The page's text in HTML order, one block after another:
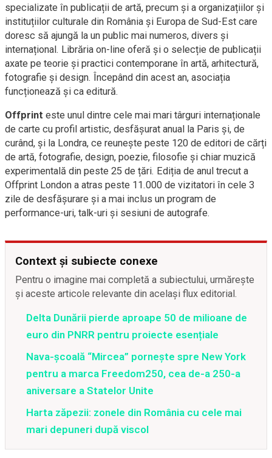
specializate în publicații de artă, precum și a organizațiilor și
instituțiilor culturale din România și Europa de Sud-Est care
doresc să ajungă la un public mai numeros, divers și
internațional. Librăria on-line oferă și o selecție de publicații
axate pe teorie și practici contemporane în artă, arhitectură,
fotografie și design. Începând din acest an, asociația
funcționează și ca editură.
Offprint este unul dintre cele mai mari târguri internaționale
de carte cu profil artistic, desfășurat anual la Paris și, de
curând, și la Londra, ce reunește peste 120 de editori de cărți
de artă, fotografie, design, poezie, filosofie și chiar muzică
experimentală din peste 25 de țări. Ediția de anul trecut a
Offprint London a atras peste 11.000 de vizitatori în cele 3
zile de desfășurare și a mai inclus un program de
performance-uri, talk-uri și sesiuni de autografe.
Context și subiecte conexe
Pentru o imagine mai completă a subiectului, urmărește
și aceste articole relevante din același flux editorial.
Delta Dunării pierde aproape 50 de milioane de
euro din PNRR pentru proiecte esențiale
Nava-școală “Mircea” pornește spre New York
pentru a marca Freedom250, cea de-a 250-a
aniversare a Statelor Unite
Harta zăpezii: zonele din România cu cele mai
mari depuneri după viscol